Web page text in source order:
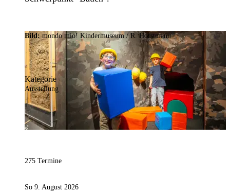
Bild:mondo mio! Kindermuseum / R. Horstmann
Kategorie
Ausstellung
275 Termine
So 9. August 2026